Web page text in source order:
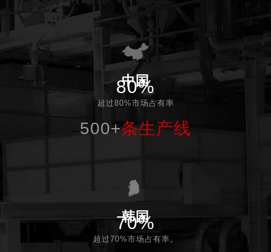
80%
中国
超过80%市场占有率
500+条生产线
70%
韩国
超过70%市场占有率。